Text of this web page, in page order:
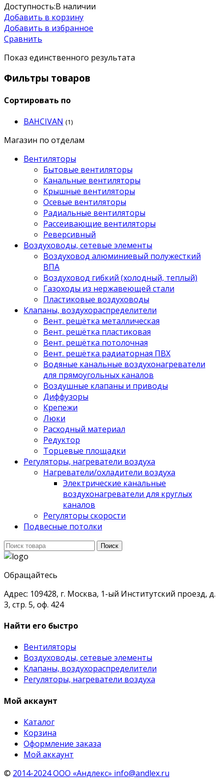
Доступность:В наличии
Добавить в корзину
Добавить в избранное
Сравнить
Показ единственного результата
Фильтры товаров
Сортировать по
BAHCIVAN (1)
Магазин по отделам
Вентиляторы
Бытовые вентиляторы
Канальные вентиляторы
Крышные вентиляторы
Осевые вентиляторы
Радиальные вентиляторы
Рассеивающие вентиляторы
Реверсивный
Воздуховоды, сетевые элементы
Воздуховод алюминиевый полужесткий
ВПА
Воздуховод гибкий (холодный, теплый)
Газоходы из нержавеющей стали
Пластиковые воздуховоды
Клапаны, воздухораспределители
Вент. решётка металлическая
Вент. решётка пластиковая
Вент. решётка потолочная
Вент. решётка радиаторная ПВХ
Водяные канальные воздухонагреватели
для прямоугольных каналов
Воздушные клапаны и приводы
Диффузоры
Крепежи
Люки
Расходный материал
Редуктор
Торцевые площадки
Регуляторы, нагреватели воздуха
Нагреватели/охладители воздуха
Электрические канальные
воздухонагреватели для круглых
каналов
Регуляторы скорости
Подвесные потолки
Поиск
для:
Поиск
Обращайтесь
Адрес: 109428, г. Москва, 1-ый Институтский проезд, д.
3, стр. 5, оф. 424
Найти его быстро
Вентиляторы
Воздуховоды, сетевые элементы
Клапаны, воздухораспределители
Регуляторы, нагреватели воздуха
Мой аккаунт
Каталог
Корзина
Оформление заказа
Мой аккаунт
© 2014-2024 ООО «Андлекс» info@andlex.ru